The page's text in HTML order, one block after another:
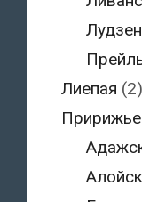
Лиепая (2)
Пририжье